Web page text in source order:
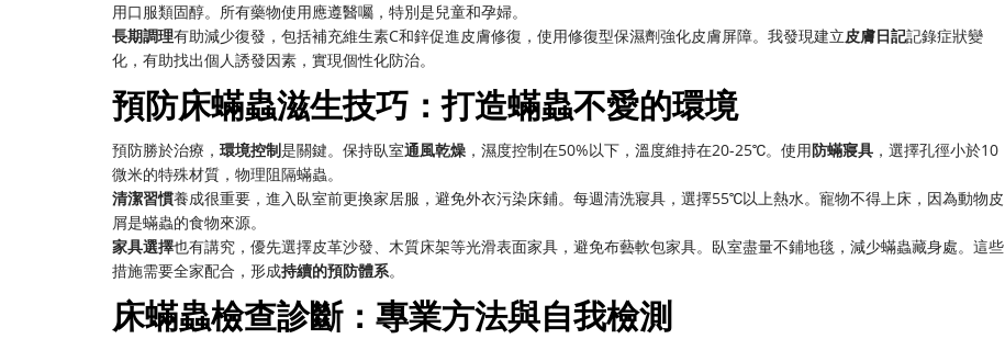
用口服類固醇。所有藥物使用應遵醫囑，特別是兒童和孕婦。
長期調理有助減少復發，包括補充維生素C和鋅促進皮膚修復，使用修復型保濕劑強化皮膚屏障。我發現建立皮膚日記記錄症狀變
化，有助找出個人誘發因素，實現個性化防治。
預防床蟎蟲滋生技巧：打造蟎蟲不愛的環境
預防勝於治療， 環境控制是關鍵。保持臥室通風乾燥 ，濕度控制在50%以下，溫度維持在20-25℃。使用防蟎寢具 ，選擇孔徑小於10
微米的特殊材質，物理阻隔蟎蟲。
清潔習慣養成很重要，進入臥室前更換家居服，避免外衣污染床鋪。每週清洗寢具，選擇55℃以上熱水。寵物不得上床，因為動物皮
屑是蟎蟲的食物來源。
家具選擇也有講究，優先選擇皮革沙發、木質床架等光滑表面家具，避免布藝軟包家具。臥室盡量不鋪地毯，減少蟎蟲藏身處。這些
措施需要全家配合，形成持續的預防體系。
床蟎蟲檢查診斷：專業方法與自我檢測